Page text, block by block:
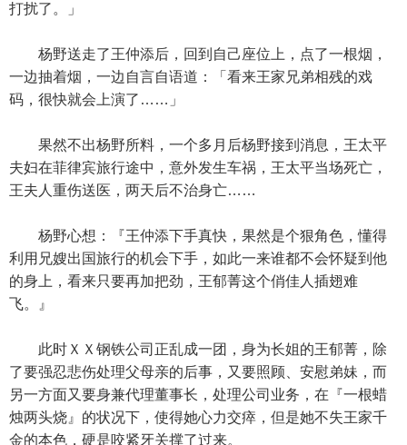
打扰了。」
杨野送走了王仲添后，回到自己座位上，点了一根烟，
一边抽着烟，一边自言自语道：「看来王家兄弟相残的戏
码，很快就会上演了……」
果然不出杨野所料，一个多月后杨野接到消息，王太平
夫妇在菲律宾旅行途中，意外发生车祸，王太平当场死亡，
王夫人重伤送医，两天后不治身亡……
杨野心想：『王仲添下手真快，果然是个狠角色，懂得
利用兄嫂出国旅行的机会下手，如此一来谁都不会怀疑到他
的身上，看来只要再加把劲，王郁菁这个俏佳人插翅难
飞。』
此时ＸＸ钢铁公司正乱成一团，身为长姐的王郁菁，除
了要强忍悲伤处理父母亲的后事，又要照顾、安慰弟妹，而
另一方面又要身兼代理董事长，处理公司业务，在『一根蜡
烛两头烧』的状况下，使得她心力交瘁，但是她不失王家千
金的本色，硬是咬紧牙关撑了过来。